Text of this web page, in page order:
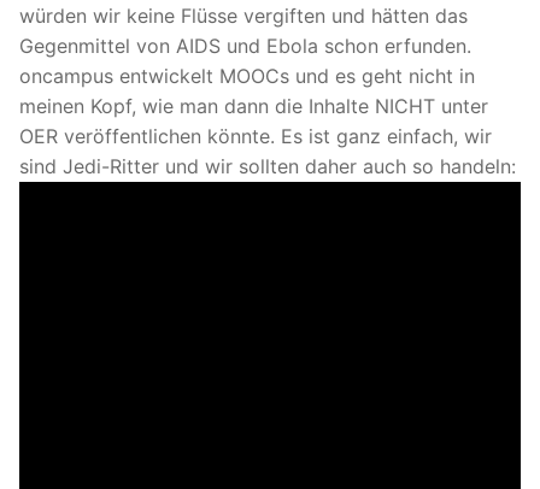
würden wir keine Flüsse vergiften und hätten das
Gegenmittel von AIDS und Ebola schon erfunden.
oncampus entwickelt MOOCs und es geht nicht in
meinen Kopf, wie man dann die Inhalte NICHT unter
OER veröffentlichen könnte. Es ist ganz einfach, wir
sind Jedi-Ritter und wir sollten daher auch so handeln: